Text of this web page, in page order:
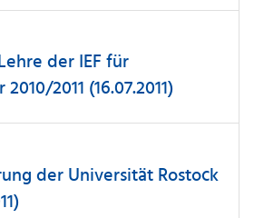
der IEF für
2011 (16.07.2011)
der Universität Rostock